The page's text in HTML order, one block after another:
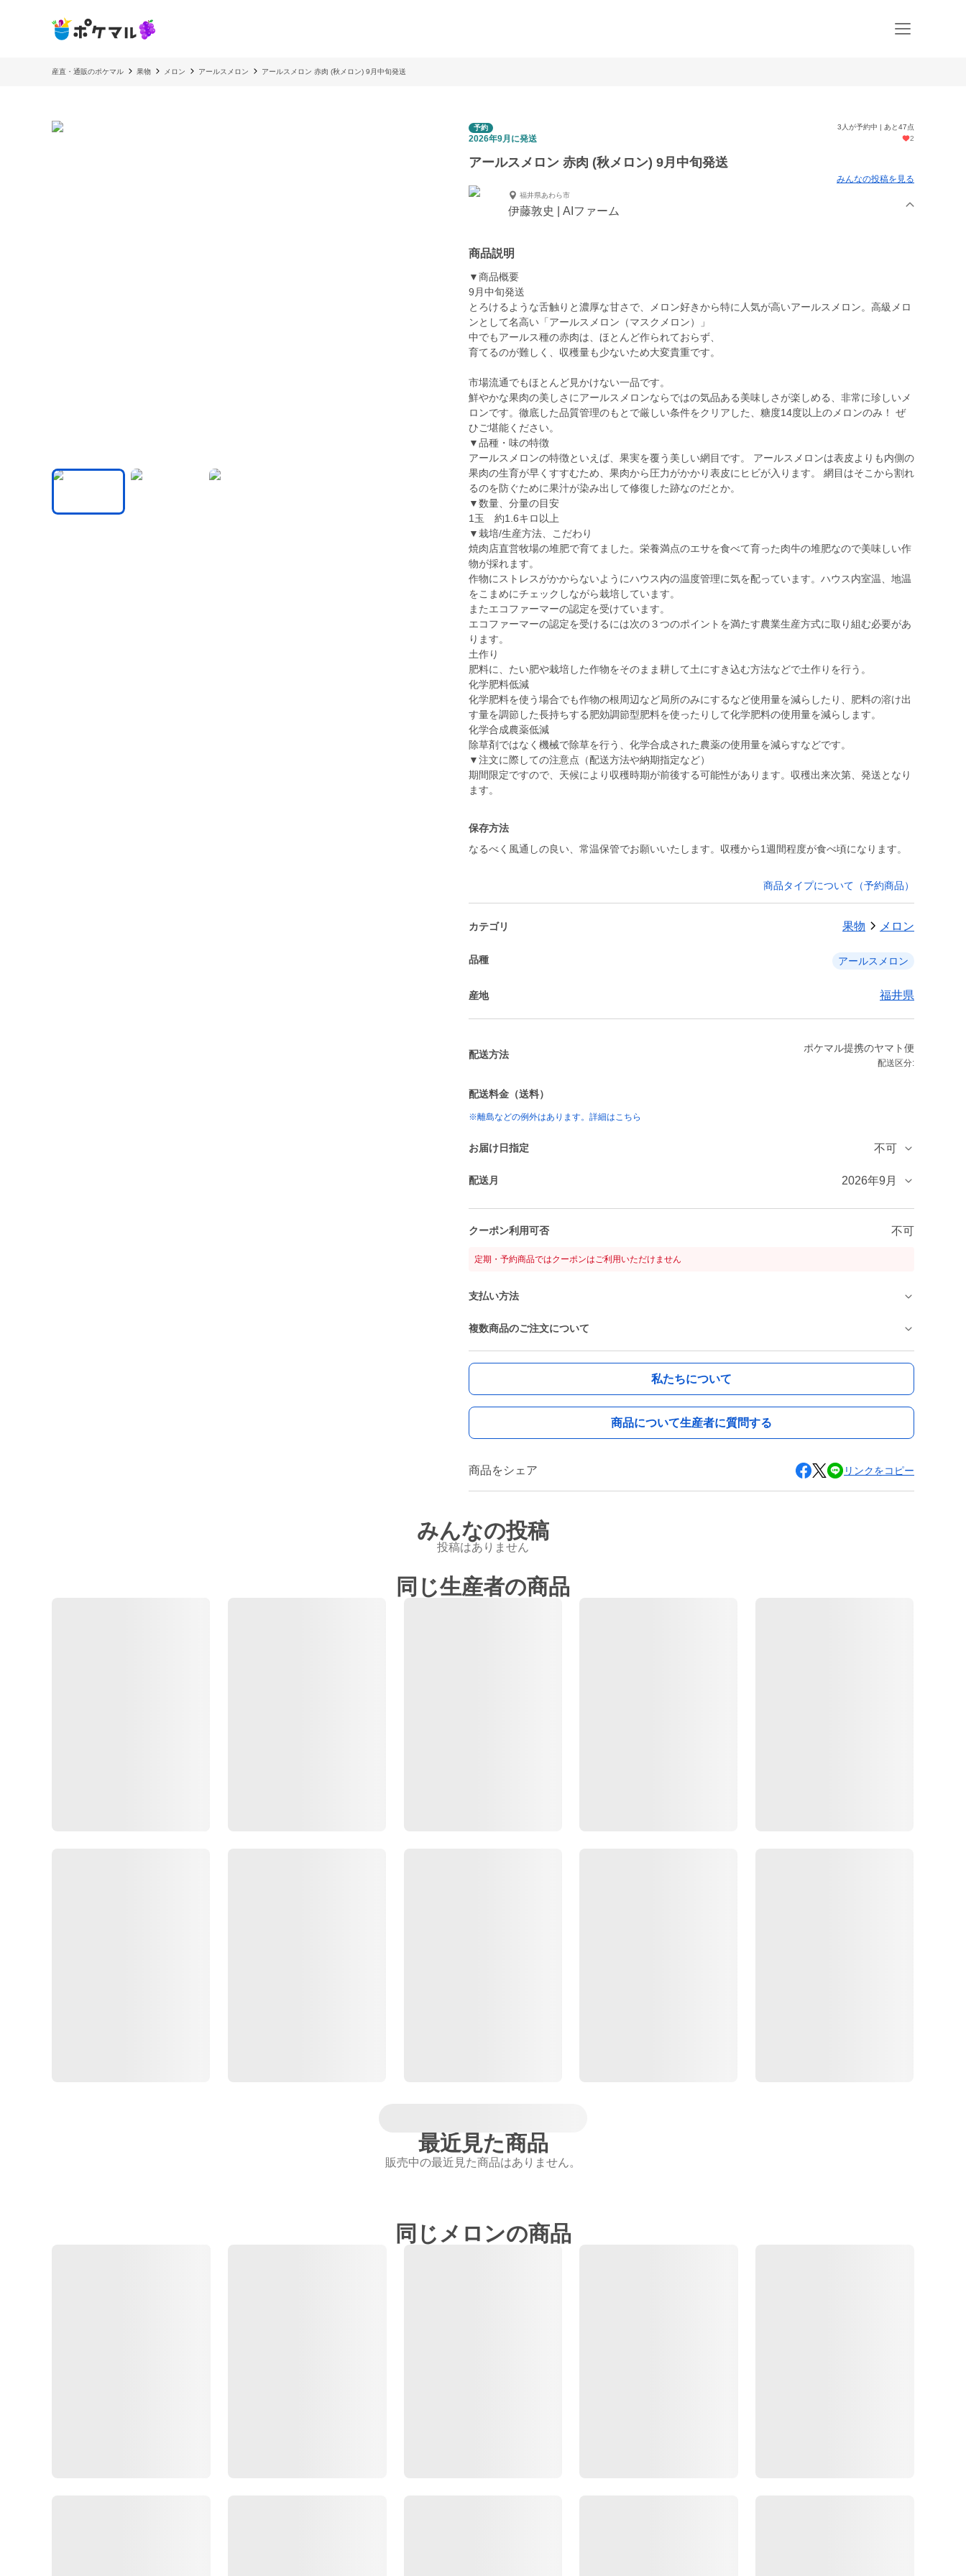
産直・通販のポケマル 果物 メロン アールスメロン アールスメロン 赤肉 (秋メロン) 9月中旬発送
予約 3人が予約中 | あと47点
2026年9月に発送 2
アールスメロン 赤肉 (秋メロン) 9月中旬発送
みんなの投稿を見る
福井県あわら市
伊藤敦史 | AIファーム
商品説明
▼商品概要
9月中旬発送
とろけるような舌触りと濃厚な甘さで、メロン好きから特に人気が高いアールスメロン。高級メロ
ンとして名高い「アールスメロン（マスクメロン）」
中でもアールス種の赤肉は、ほとんど作られておらず、
育てるのが難しく、収穫量も少ないため大変貴重です。
市場流通でもほとんど見かけない一品です。
鮮やかな果肉の美しさにアールスメロンならではの気品ある美味しさが楽しめる、非常に珍しいメ
ロンです。徹底した品質管理のもとで厳しい条件をクリアした、糖度14度以上のメロンのみ！ ぜ
ひご堪能ください。
▼品種・味の特徴
アールスメロンの特徴といえば、果実を覆う美しい網目です。 アールスメロンは表皮よりも内側の
果肉の生育が早くすすむため、果肉から圧力がかかり表皮にヒビが入ります。 網目はそこから割れ
るのを防ぐために果汁が染み出して修復した跡なのだとか。
▼数量、分量の目安
1玉 約1.6キロ以上
▼栽培/生産方法、こだわり
焼肉店直営牧場の堆肥で育てました。栄養満点のエサを食べて育った肉牛の堆肥なので美味しい作
物が採れます。
作物にストレスがかからないようにハウス内の温度管理に気を配っています。ハウス内室温、地温
をこまめにチェックしながら栽培しています。
またエコファーマーの認定を受けています。
エコファーマーの認定を受けるには次の３つのポイントを満たす農業生産方式に取り組む必要があ
ります。
土作り
肥料に、たい肥や栽培した作物をそのまま耕して土にすき込む方法などで土作りを行う。
化学肥料低減
化学肥料を使う場合でも作物の根周辺など局所のみにするなど使用量を減らしたり、肥料の溶け出
す量を調節した長持ちする肥効調節型肥料を使ったりして化学肥料の使用量を減らします。
化学合成農薬低減
除草剤ではなく機械で除草を行う、化学合成された農薬の使用量を減らすなどです。
▼注文に際しての注意点（配送方法や納期指定など）
期間限定ですので、天候により収穫時期が前後する可能性があります。収穫出来次第、発送となり
ます。
保存方法
なるべく風通しの良い、常温保管でお願いいたします。収穫から1週間程度が食べ頃になります。
商品タイプについて（予約商品）
カテゴリ 果物 メロン
品種 アールスメロン
産地 福井県
配送方法
ポケマル提携のヤマト便
配送区分:
配送料金（送料）
※離島などの例外はあります。詳細はこちら
お届け日指定 不可
配送月 2026年9月
クーポン利用可否 不可
定期・予約商品ではクーポンはご利用いただけません
支払い方法
複数商品のご注文について
私たちについて
商品について生産者に質問する
商品をシェア リンクをコピー
みんなの投稿
投稿はありません
同じ生産者の商品
最近見た商品
販売中の最近見た商品はありません。
同じメロンの商品